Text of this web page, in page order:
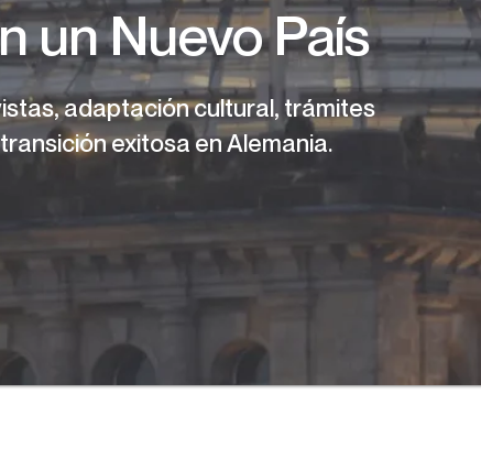
un Nuevo País
adaptación cultural, trámites
exitosa en Alemania.